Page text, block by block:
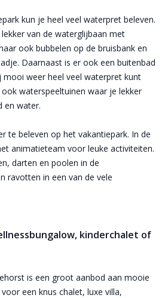
kun je heel veel waterpret beleven.
van de waterglijbaan met
ook bubbelen op de bruisbank en
Daarnaast is er ook een buitenbad
mooi weer heel veel waterpret kunt
waterspeeltuinen waar je lekker
en water.
te beleven op het vakantiepark. In de
animatieteam voor leuke activiteiten.
darten en poolen in de
ravotten in een van de vele
kinderchalet of
is een groot aanbod aan mooie
een knus chalet, luxe villa,